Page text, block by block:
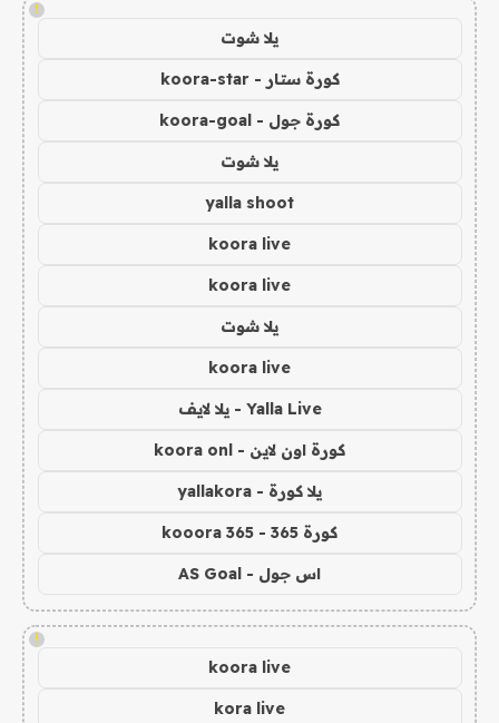
!
يلا شوت
كورة ستار - koora-star
كورة جول - koora-goal
يلا شوت
yalla shoot
koora live
koora live
يلا شوت
koora live
Yalla Live - يلا لايف
كورة اون لاين - koora onl
يلا كورة - yallakora
كورة 365 - kooora 365
اس جول - AS Goal
!
koora live
kora live